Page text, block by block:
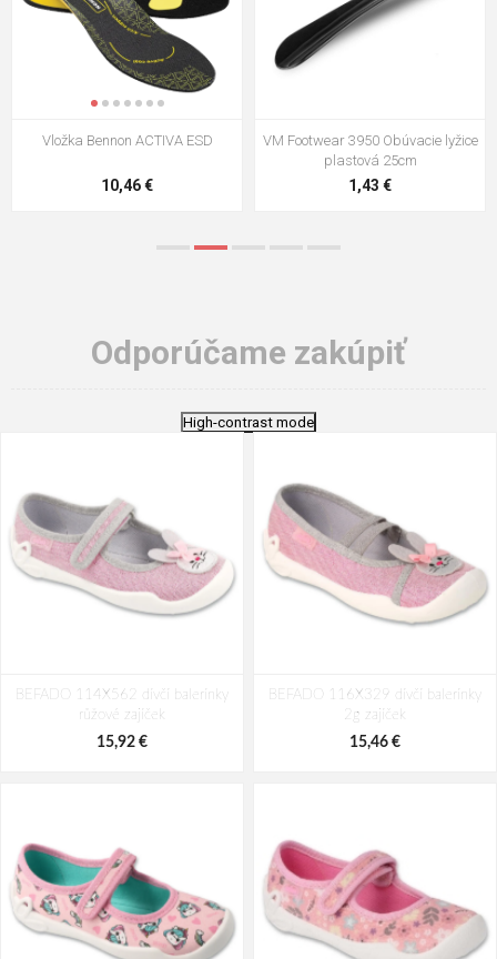
VM Footwear 3009 Vkladacia
5,21 €
VM Footwear 3102 Šnúrky ploché
0,79 €
Odporúčame zakúpiť
High-contrast mode
BEFADO 114X562 dívčí balerínky
růžové zajíček
15,92 €
BEFADO 116X329 dívčí balerínky
2g zajíček
15,46 €